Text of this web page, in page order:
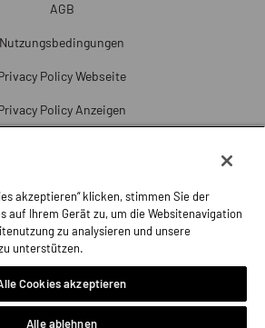
AGB
Nutzungsbedingungen
Policy Webseite
Policy Anzeigen
Beschwerde
Impressum
akzeptieren“ klicken, stimmen Sie der
auf Ihrem Gerät zu, um die Websitenavigation
zu analysieren und unsere
unterstützen.
Cookies akzeptieren
Alle ablehnen